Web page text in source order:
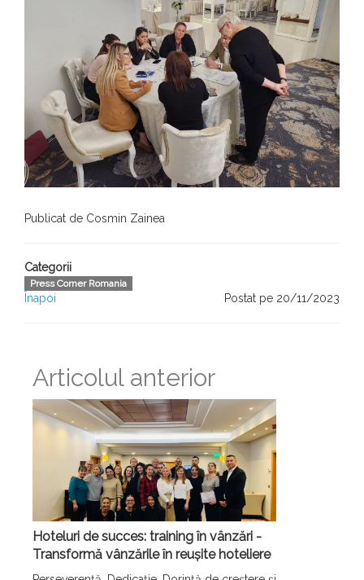
Publicat de Cosmin Zainea
Categorii
Press Corner Romania
Înapoi Postat pe 20/11/2023
Articolul anterior
Hoteluri de succes: training în vânzări -
Transformă vânzările în reușite hoteliere